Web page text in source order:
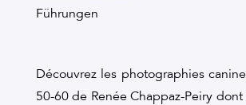
Führungen
Découvrez les photographies
50-60 de Renée Chappaz-Peiry